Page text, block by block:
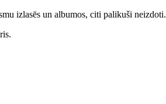
izlasēs un albumos, citi palikuši neizdoti.